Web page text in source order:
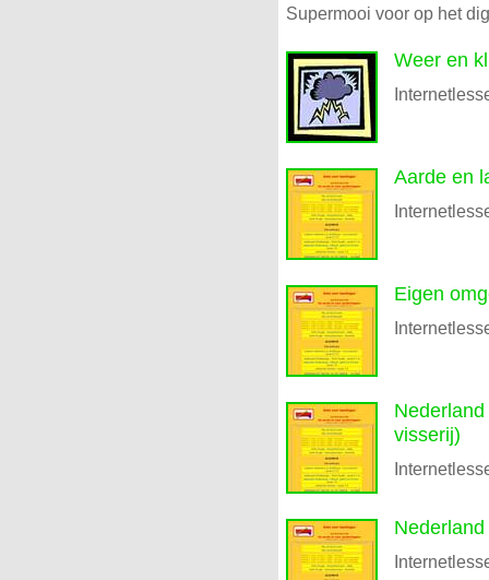
Supermooi voor op het
Weer en
Aarde en
Eigen
visserij)